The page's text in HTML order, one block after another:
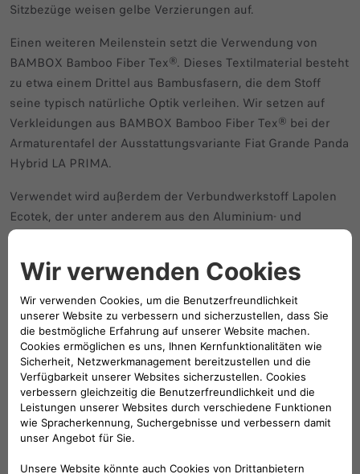
Sitzbezüge weisen gelbe Verzierungen auf.
Einen weiteren Meilenstein setzt die Verwendung von
BAMBOX Bamboo Fiber Tex®. Dieses Textilmaterial besteht
zu etwa einem Drittel aus Bambusfasern, die dem Stoff
seine typisch natürliche Optik verleihen. Wir setzen auf
Verkleidungen aus BAMBOX Bamboo Fiber Tex® bei der
Armaturentafel der Ausstattungsvariante Fiat Grande Panda
Hybrid LA PRIMA.
Verwendet wird außerdem der Verbundwerkstoff Lapolen
Ecotek, der unter anderem aus den Aluminium- und
Kunststoffbestandteilen entsorgter Getränkekartons
Hybrid sind die Wertstoffe aus rund 140 Getränkekartons
verarbeitet. Das verwendete Lapolen Ecotek ist an der
blauen Farbe zu erkennen. Bei genauerem Hinsehen wird
die Herkunft des umweltfreundlichen Materials deutlich:
Der Aluminiumanteil macht sich durch ein leichtes Glitzern
bemerkbar.
Die Ausstattungsversionen
Der Fiat Grande Panda Hybrid steht in den Varianten POP,
ICON und LA PRIMA zur Verfügung.